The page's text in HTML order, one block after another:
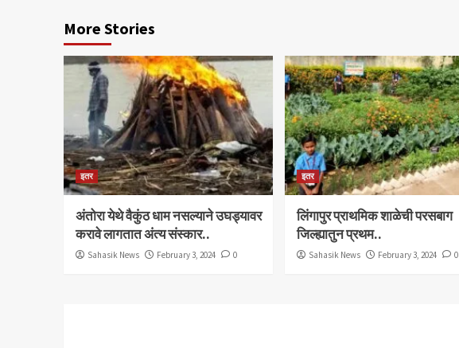
More Stories
इतर
अंतोरा येथे वैकुंठ धाम नसल्याने उघड्यावर
करावे लागतात अंत्य संस्कार..
Sahasik News February 3, 2024 0
इतर
लिंगापुर प्राथमिक शाळेची परसबाग
जिल्ह्यातुन प्रथम..
Sahasik News February 3, 2024 0